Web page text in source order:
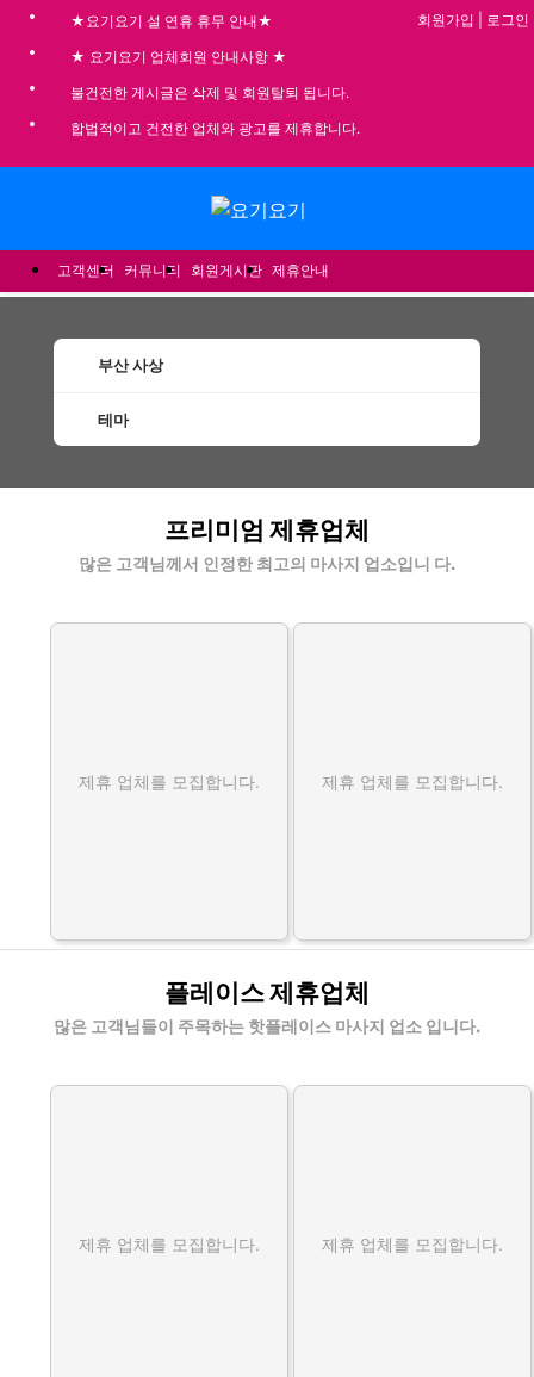
★요기요기 설 연휴 휴무 안내★
★ 요기요기 업체회원 안내사항 ★
불건전한 게시글은 삭제 및 회원탈퇴 됩니다.
합법적이고 건전한 업체와 광고를 제휴합니다.
회원가입 로그인
고객센터 커뮤니티 회원게시판 제휴안내
부산 사상
테마
프리미엄 제휴업체
많은 고객님께서 인정한 최고의 마사지 업소입니 다.
제휴 업체를 모집합니다. 제휴 업체를 모집합니다.
플레이스 제휴업체
많은 고객님들이 주목하는 핫플레이스 마사지 업소 입니다.
제휴 업체를 모집합니다. 제휴 업체를 모집합니다.